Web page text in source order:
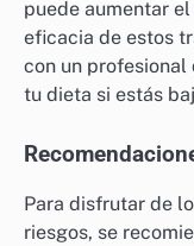
puede aumentar
eficacia de estos
con un profesional
tu dieta si estás
Para disfrutar de
riesgos, se